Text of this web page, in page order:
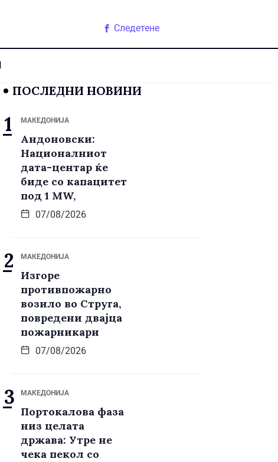
Следетене
ПОСЛЕДНИ НОВИНИ
МАКЕДОНИЈА
Андоновски:
Националниот
дата-центар ќе
биде со капацитет
под 1 MW,
07/08/2026
МАКЕДОНИЈА
Изгоре
противпожарно
возило во Струга,
повредени двајца
пожарникари
07/08/2026
МАКЕДОНИЈА
Портокалова фаза
низ целата
држава: Утре не
чека пекол со